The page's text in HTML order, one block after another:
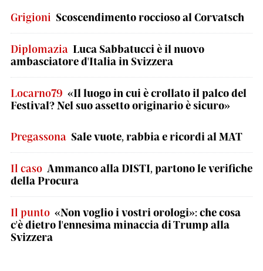
Grigioni Scoscendimento roccioso al Corvatsch
Diplomazia Luca Sabbatucci è il nuovo
ambasciatore d'Italia in Svizzera
Locarno79 «Il luogo in cui è crollato il palco del
Festival? Nel suo assetto originario è sicuro»
Pregassona Sale vuote, rabbia e ricordi al MAT
Il caso Ammanco alla DISTI, partono le verifiche
della Procura
Il punto «Non voglio i vostri orologi»: che cosa
c'è dietro l'ennesima minaccia di Trump alla
Svizzera